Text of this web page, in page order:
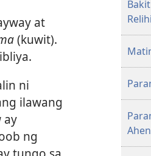
at
(kuwit).
ni
ilawang
ay
ng